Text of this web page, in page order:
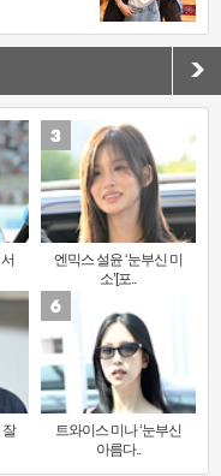
엔믹스 설윤 ‘눈부신 미
소’[포..
잘
트와이스 미나 ‘눈부신
아름다..